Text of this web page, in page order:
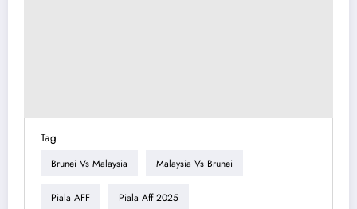
Tag
Brunei Vs Malaysia Malaysia Vs Brunei
Piala AFF Piala Aff 2025